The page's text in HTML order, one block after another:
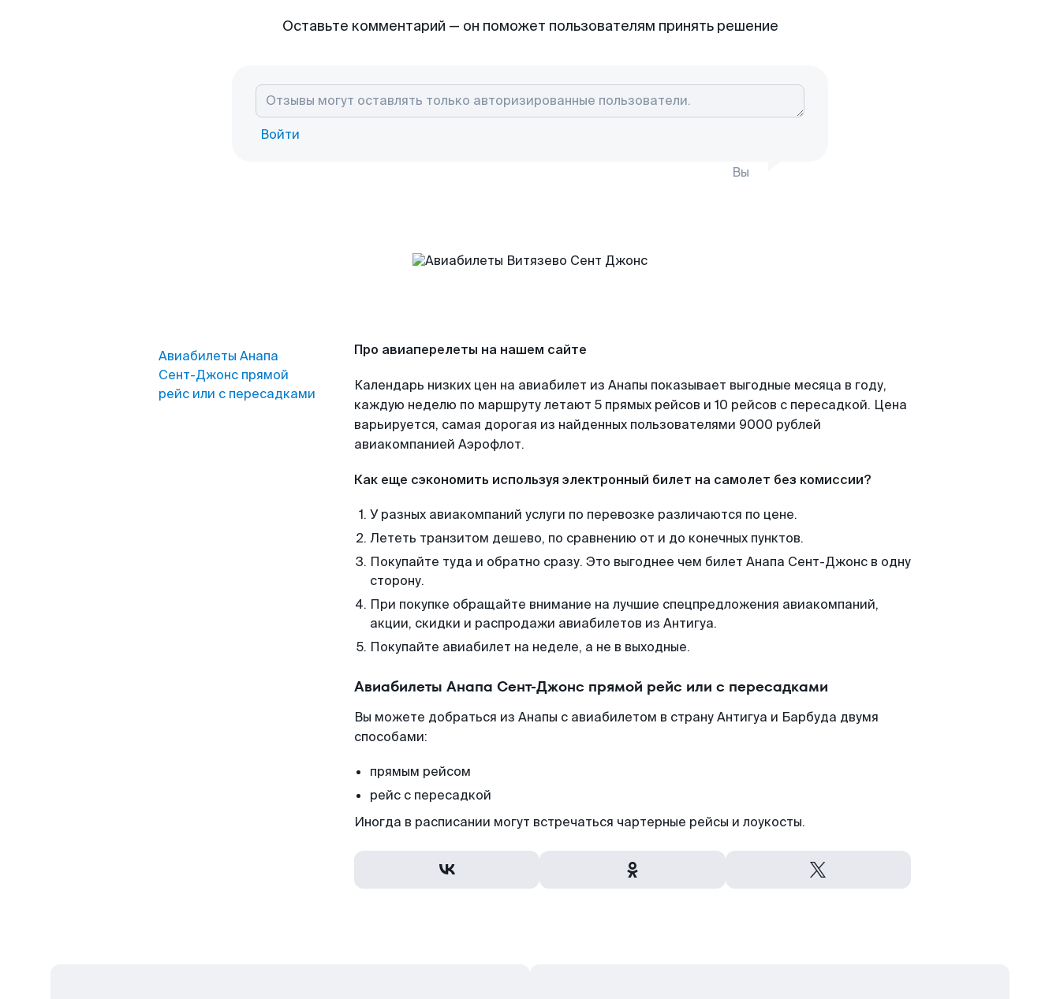
Оставьте комментарий — он поможет пользователям принять решение
Войти
Вы
Авиабилеты Анапа
Сент-Джонс прямой
рейс или с пересадками
Про авиаперелеты на нашем сайте
Календарь низких цен на авиабилет из Анапы показывает выгодные месяца в году,
каждую неделю по маршруту летают 5 прямых рейсов и 10 рейсов с пересадкой. Цена
варьируется, самая дорогая из найденных пользователями 9000 рублей
авиакомпанией Аэрофлот.
Как еще сэкономить используя электронный билет на самолет без комиссии?
У разных авиакомпаний услуги по перевозке различаются по цене.
Лететь транзитом дешево, по сравнению от и до конечных пунктов.
Покупайте туда и обратно сразу. Это выгоднее чем билет Анапа Сент-Джонс в одну
сторону.
При покупке обращайте внимание на лучшие спецпредложения авиакомпаний,
акции, скидки и распродажи авиабилетов из Антигуа.
Покупайте авиабилет на неделе, а не в выходные.
Авиабилеты Анапа Сент-Джонс прямой рейс или с пересадками
Вы можете добраться из Анапы с авиабилетом в страну Антигуа и Барбуда двумя
способами:
прямым рейсом
рейс с пересадкой
Иногда в расписании могут встречаться чартерные рейсы и лоукосты.